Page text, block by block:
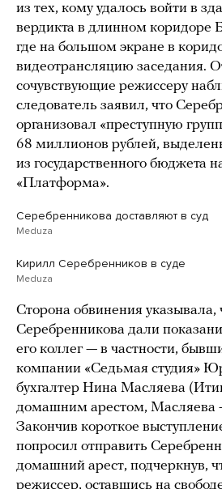
из тех, кому удалось войти в
вердикта в длинном коридоре
где на большом экране в
видеотрансляцию заседания.
сочувствующие режиссеру
следователь заявил, что
организовал «преступную
68 миллионов рублей,
из государственного бюджета
«Платформа».
Серебренникова доставляют в суд
Meduza
Кирилл Серебренников в суде
Meduza
Сторона обвинения указывала,
Серебренникова дали
его коллег — в частности,
компании «Седьмая студия»
бухгалтер Нина Масляева
домашним арестом,
Закончив короткое
попросил отправить
домашний арест, подчеркнув,
режиссер, оставшись на